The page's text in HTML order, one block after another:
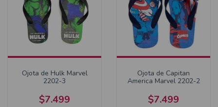
Ojota de Hulk Marvel
2202-3
$7.499
Ojota de Capitan
America Marvel 2202-2
$7.499